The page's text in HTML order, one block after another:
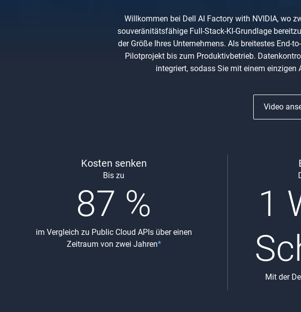
Willkommen bei Dell AI Factory with NVIDIA, wo
souveränitätsfähige Full-Stack-KI-Grundlage
der Größe Ihres Unternehmens. Als breitestes End-
Pilotprojekt bis zum Produktivbetrieb.
integriert, sodass Sie mit einem einzigen
Video
Kosten senken
Bis zu
87 %
im Vergleich zu Public Cloud APIs über einen
Zeitraum von zwei Jahren*
1
Mit der